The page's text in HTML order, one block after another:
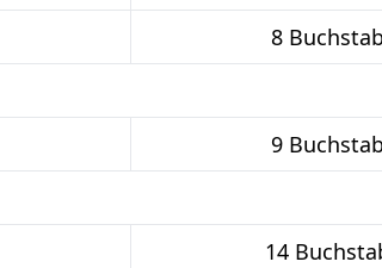
8
9
14